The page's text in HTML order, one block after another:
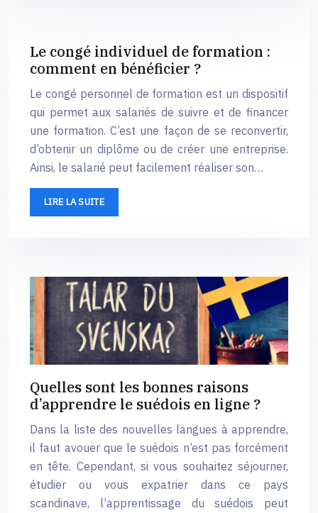
Le congé individuel de formation :
comment en bénéficier ?
Le congé personnel de formation est un dispositif
qui permet aux salariés de suivre et de financer
une formation. C’est une façon de se reconvertir,
d’obtenir un diplôme ou de créer une entreprise.
Ainsi, le salarié peut facilement réaliser son…
LIRE LA SUITE
Quelles sont les bonnes raisons
d’apprendre le suédois en ligne ?
Dans la liste des nouvelles langues à apprendre,
il faut avouer que le suédois n’est pas forcément
en tête. Cependant, si vous souhaitez séjourner,
étudier ou vous expatrier dans ce pays
scandinave, l’apprentissage du suédois peut